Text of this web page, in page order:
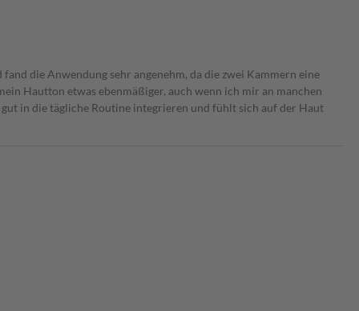
die Anwendung sehr angenehm, da die zwei Kammern eine
Hautton etwas ebenmäßiger, auch wenn ich mir an manchen
in die tägliche Routine integrieren und fühlt sich auf der Haut